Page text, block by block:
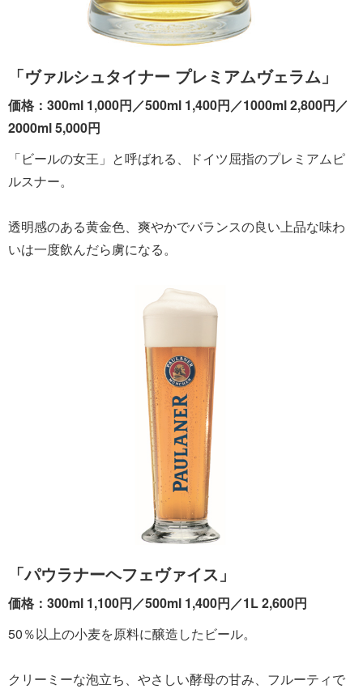
「ヴァルシュタイナー プレミアムヴェラム」
価格：300ml 1,000円／500ml 1,400円／1000ml 2,800円／
2000ml 5,000円
「ビールの女王」と呼ばれる、ドイツ屈指のプレミアムピ
ルスナー。
透明感のある黄金色、爽やかでバランスの良い上品な味わ
いは一度飲んだら虜になる。
「パウラナーヘフェヴァイス」
価格：300ml 1,100円／500ml 1,400円／1L 2,600円
50％以上の小麦を原料に醸造したビール。
クリーミーな泡立ち、やさしい酵母の甘み、フルーティで